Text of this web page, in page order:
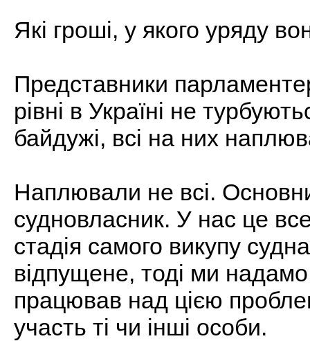
Які гроші, у якого уряду
Представники
рівні в Україні не
байдужі, всі на них
Наплювали не всі.
судновласник. У нас це
стадія самого викупу
відпущене, тоді ми
працював над цією
участь ті чи інші особи.